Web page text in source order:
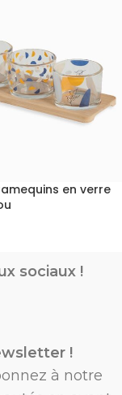
en verre
sociaux !
!
à notre